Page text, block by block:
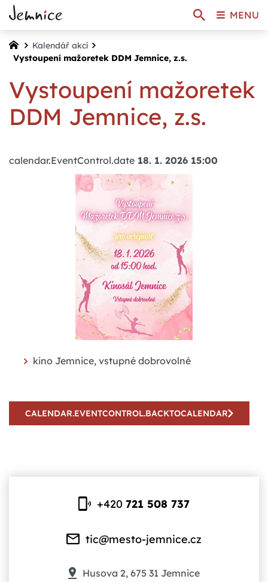
Kalendář akcí
Vystoupení mažoretek DDM Jemnice, z.s.
Vystoupení mažoretek
DDM Jemnice, z.s.
calendar.EventControl.date 18. 1. 2026 15:00
kino Jemnice, vstupné dobrovolné
CALENDAR.EVENTCONTROL.BACKTOCALENDAR
+420721 508 737
tic@mesto-jemnice.cz
Husova 2, 675 31 Jemnice
MENU